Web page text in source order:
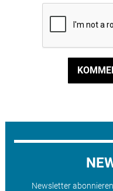
Newsletter